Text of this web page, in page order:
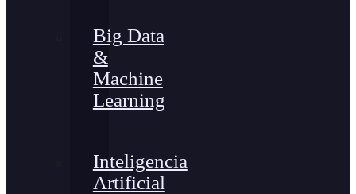
Big Data
&
Machine
Learning
Inteligencia
Artificial